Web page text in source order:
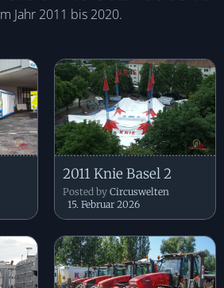
Jahr 2011 bis 2020.
2011 Knie Basel 2
Posted by Circuswelten
15. Februar 2026